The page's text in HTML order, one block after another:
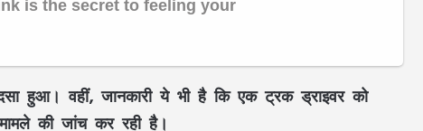
हुआ। वहीं, जानकारी ये भी है कि एक ट्रक ड्राइवर को
की जांच कर रही है।